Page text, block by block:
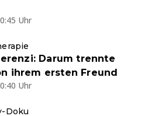
Uhr
Darum trennte
ihrem ersten Freund
Uhr
Doku